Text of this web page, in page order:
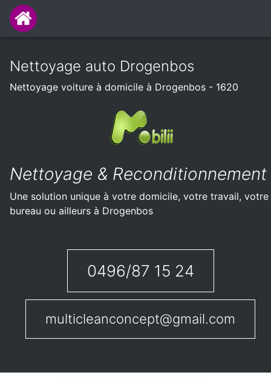
Nettoyage auto Drogenbos
Nettoyage voiture à domicile à Drogenbos - 1620
Nettoyage & Reconditionnement
Une solution unique à votre domicile, votre travail, votre
bureau ou ailleurs à Drogenbos
0496/87 15 24
multicleanconcept@gmail.com